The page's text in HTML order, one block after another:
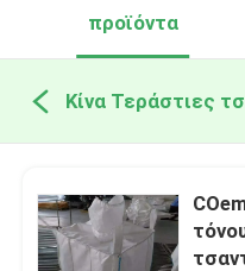
προϊόντα
Κίνα Τεράστιες